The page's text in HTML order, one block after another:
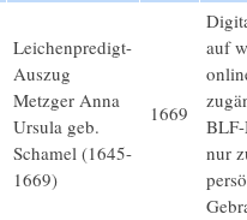
Leichenpredigt-
Auszug
Metzger Anna
Ursula geb.
Schamel (1645-
1669)
1669
auf
nur